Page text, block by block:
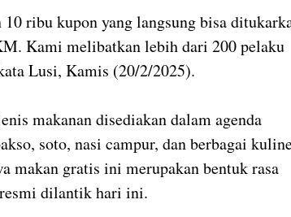
ribu kupon yang langsung bisa
Kami melibatkan lebih dari 200 pelaku
Lusi, Kamis (20/2/2025).
makanan disediakan dalam agenda
soto, nasi campur, dan berbagai
makan gratis ini merupakan bentuk rasa
dilantik hari ini.